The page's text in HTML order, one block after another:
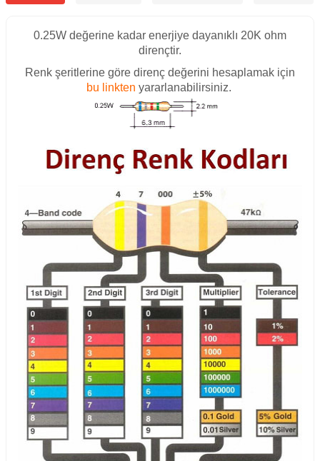
0.25W değerine kadar enerjiye dayanıklı 20K ohm
dirençtir.
Renk şeritlerine göre direnç değerini hesaplamak için
bu linkten yararlanabilirsiniz.